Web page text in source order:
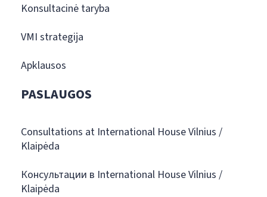
Konsultacinė taryba
VMI strategija
Apklausos
PASLAUGOS
Consultations at International House Vilnius /
Klaipėda
Консультации в International House Vilnius /
Klaipėda